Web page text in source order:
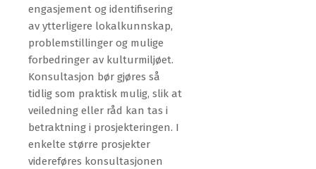
engasjement og identifisering
av ytterligere lokalkunnskap,
problemstillinger og mulige
forbedringer av kulturmiljøet.
Konsultasjon bør gjøres så
tidlig som praktisk mulig, slik at
veiledning eller råd kan tas i
betraktning i prosjekteringen. I
enkelte større prosjekter
videreføres konsultasjonen